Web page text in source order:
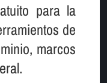
para la
de
marcos